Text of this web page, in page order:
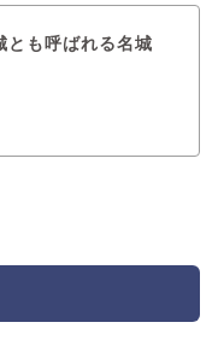
とも呼ばれる名城